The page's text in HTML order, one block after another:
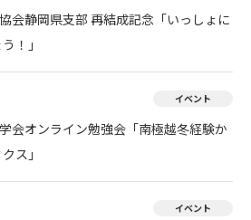
会静岡県支部 再結成記念「いっしょに
！」
イベント
会オンライン勉強会「南極越冬経験か
ス」
イベント